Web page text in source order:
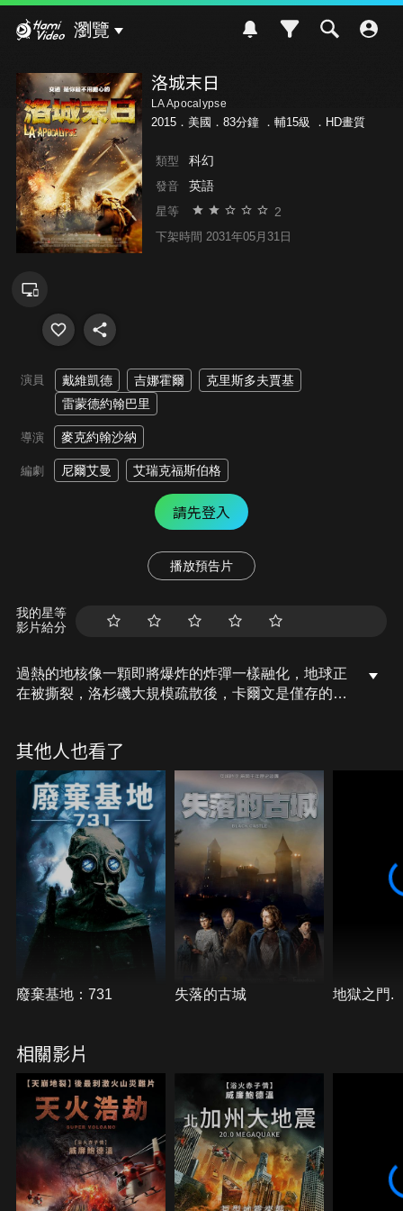
瀏覽
洛城末日
LA Apocalypse
2015．美國．83分鐘 ． 輔15級 ．HD畫質
類型 科幻
發音 英語
星等 2
下架時間 2031年05月31日
演員 戴維凱德 吉娜霍爾
克里斯多夫賈基
雷蒙德約翰巴里
導演 麥克約翰沙納
編劇 尼爾艾曼 艾瑞克福斯伯格
請先登入
播放預告片
我的星等
影片給分
過熱的地核像一顆即將爆炸的炸彈一樣融化，地球正
在被撕裂，洛杉磯大規模疏散後，卡爾文是僅存的少
越不穩定，卡爾文必須找到方法來拯救未婚妻，並在
這座城市被徹底摧毀之前去到安全的地方…
其他人也看了
廢棄基地：731 失落的古城 地獄之門.
相關影片